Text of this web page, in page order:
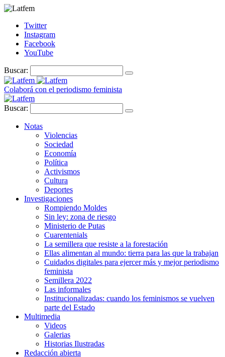
Twitter
Instagram
Facebook
YouTube
Buscar:
Colaborá con el periodismo feminista
Buscar:
Notas
Violencias
Sociedad
Economía
Política
Activismos
Cultura
Deportes
Investigaciones
Rompiendo Moldes
Sin ley: zona de riesgo
Ministerio de Putas
Cuarentenials
La semillera que resiste a la forestación
Ellas alimentan al mundo: tierra para las que la trabajan
Cuidados digitales para ejercer más y mejor periodismo
feminista
Semillera 2022
Las informales
Institucionalizadas: cuando los feminismos se vuelven
parte del Estado
Multimedia
Videos
Galerias
Historias Ilustradas
Redacción abierta